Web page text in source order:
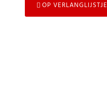
OP VERLANGLIJSTJE